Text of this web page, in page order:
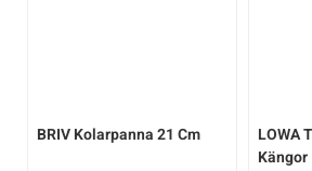
BRIVKolarpanna 21 Cm LOWA
Kängor